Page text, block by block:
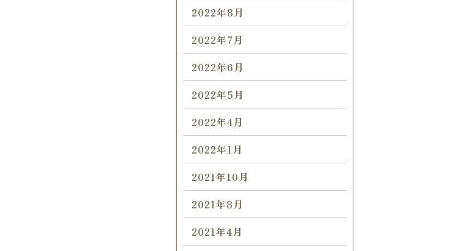
2022年8月
2022年7月
2022年6月
2022年5月
2022年4月
2022年1月
2021年10月
2021年8月
2021年4月